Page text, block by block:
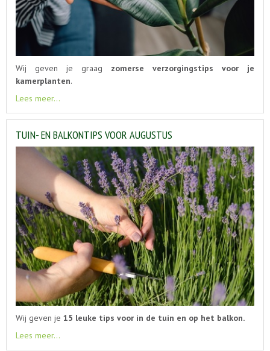
Wij geven je graag zomerse verzorgingstips voor je
kamerplanten.
Lees meer...
TUIN- EN BALKONTIPS VOOR AUGUSTUS
Wij geven je 15 leuke tips voor in de tuin en op het balkon.
Lees meer...